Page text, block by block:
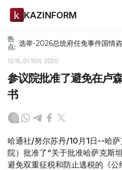
KAZINFORM
热
点: 选举-2026总统府任免事件国情
12:15, 01 10月 2020
参议院批准了避免在卢
书
哈通社/努尔苏丹/10月1日--哈
院）批准了“关于批准哈萨克斯
避免双重征税和防止逃税的《